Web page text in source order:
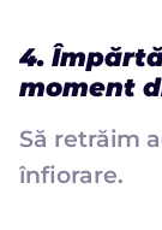
4.
moment
Să retrăim
înfiorare.